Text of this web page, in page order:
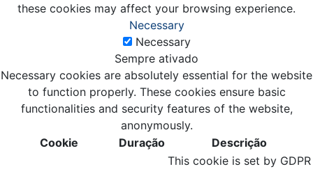
these cookies may affect your browsing experience.
Necessary
Necessary
Sempre ativado
Necessary cookies are absolutely essential for the website
to function properly. These cookies ensure basic
functionalities and security features of the website,
anonymously.
Cookie
Duração Descrição
This cookie is set by GDPR